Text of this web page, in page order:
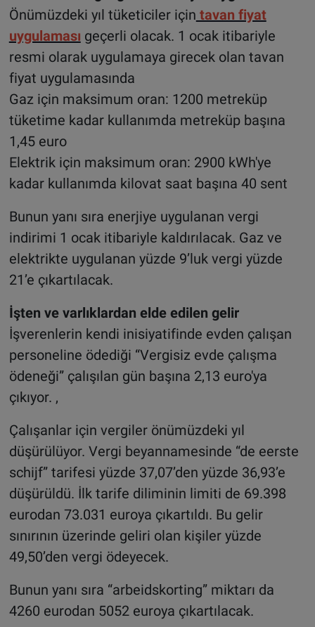
Önümüzdeki yıl tüketiciler için tavan fiyat
uygulaması geçerli olacak. 1 ocak itibariyle
resmi olarak uygulamaya girecek olan tavan
fiyat uygulamasında
Gaz için maksimum oran: 1200 metreküp
tüketime kadar kullanımda metreküp başına
1,45 euro
Elektrik için maksimum oran: 2900 kWh'ye
kadar kullanımda kilovat saat başına 40 sent
Bunun yanı sıra enerjiye uygulanan vergi
indirimi 1 ocak itibariyle kaldırılacak. Gaz ve
elektrikte uygulanan yüzde 9’luk vergi yüzde
21’e çıkartılacak.
İşten ve varlıklardan elde edilen gelir
İşverenlerin kendi inisiyatifinde evden çalışan
personeline ödediği “Vergisiz evde çalışma
ödeneği” çalışılan gün başına 2,13 euro'ya
çıkıyor. ,
Çalışanlar için vergiler önümüzdeki yıl
düşürülüyor. Vergi beyannamesinde “de eerste
schijf” tarifesi yüzde 37,07’den yüzde 36,93’e
düşürüldü. İlk tarife diliminin limiti de 69.398
eurodan 73.031 euroya çıkartıldı. Bu gelir
sınırının üzerinde geliri olan kişiler yüzde
49,50’den vergi ödeyecek.
Bunun yanı sıra “arbeidskorting” miktarı da
4260 eurodan 5052 euroya çıkartılacak.